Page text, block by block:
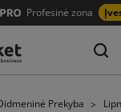
Profesinė zona
Prekyba